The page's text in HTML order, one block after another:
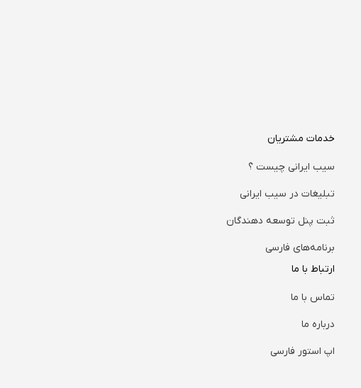
خدمات مشتریان
سیب ایرانی چیست ؟
تبلیغات در سیب ایرانی
ثبت پنل توسعه دهندگان
برنامه‌های فارسی
ارتباط با ما
تماس با ما
درباره ما
اپ استور فارسی